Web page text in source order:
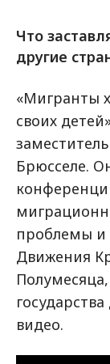
Что
другие
«Мигранты
своих
Брюсселе.
проблемы и
Движения
видео.